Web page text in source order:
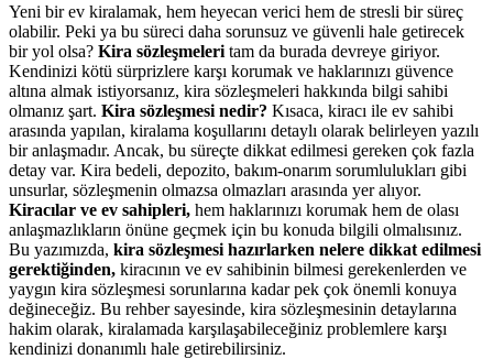
Yeni bir ev kiralamak, hem heyecan verici hem de stresli bir süreç
olabilir. Peki ya bu süreci daha sorunsuz ve güvenli hale getirecek
bir yol olsa? Kira sözleşmeleri tam da burada devreye giriyor.
Kendinizi kötü sürprizlere karşı korumak ve haklarınızı güvence
altına almak istiyorsanız, kira sözleşmeleri hakkında bilgi sahibi
olmanız şart. Kira sözleşmesi nedir? Kısaca, kiracı ile ev sahibi
arasında yapılan, kiralama koşullarını detaylı olarak belirleyen yazılı
bir anlaşmadır. Ancak, bu süreçte dikkat edilmesi gereken çok fazla
detay var. Kira bedeli, depozito, bakım-onarım sorumlulukları gibi
unsurlar, sözleşmenin olmazsa olmazları arasında yer alıyor.
Kiracılar ve ev sahipleri, hem haklarınızı korumak hem de olası
anlaşmazlıkların önüne geçmek için bu konuda bilgili olmalısınız.
Bu yazımızda, kira sözleşmesi hazırlarken nelere dikkat edilmesi
gerektiğinden, kiracının ve ev sahibinin bilmesi gerekenlerden ve
yaygın kira sözleşmesi sorunlarına kadar pek çok önemli konuya
değineceğiz. Bu rehber sayesinde, kira sözleşmesinin detaylarına
hakim olarak, kiralamada karşılaşabileceğiniz problemlere karşı
kendinizi donanımlı hale getirebilirsiniz.